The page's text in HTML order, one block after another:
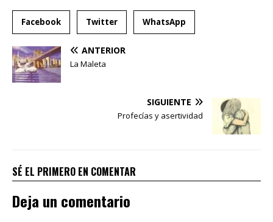
Facebook Twitter WhatsApp
ANTERIOR
La Maleta
SIGUIENTE
Profecías y asertividad
SÉ EL PRIMERO EN COMENTAR
Deja un comentario